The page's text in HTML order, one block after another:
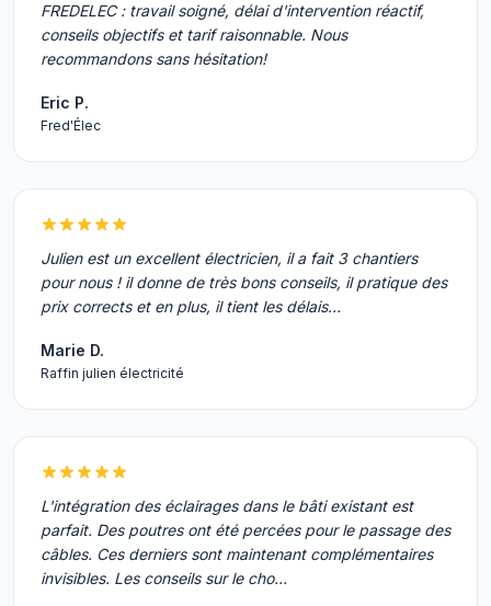
FREDELEC : travail soigné, délai d'intervention réactif,
conseils objectifs et tarif raisonnable. Nous
recommandons sans hésitation!
Eric P.
Fred'Élec
Julien est un excellent électricien, il a fait 3 chantiers
pour nous ! il donne de très bons conseils, il pratique des
prix corrects et en plus, il tient les délais...
Marie D.
Raffin julien électricité
L'intégration des éclairages dans le bâti existant est
parfait. Des poutres ont été percées pour le passage des
câbles. Ces derniers sont maintenant complémentaires
invisibles. Les conseils sur le cho…